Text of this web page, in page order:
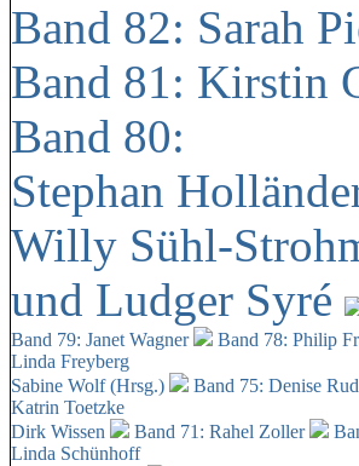
Band 82: Sarah
Band 81: Kirstin
Band 80:
Stephan
Willy Sühl-
und Ludger Syré
Band 79: Janet Wagner Band 78: Philip
Linda Freyberg
Sabine Wolf (Hrsg.)
Band 75: Denise
Katrin Toetzke
Dirk Wissen
Band 71: Rahel Zoller
Linda Schünhoff